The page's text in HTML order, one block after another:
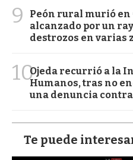
9
Peón rural murió en
alcanzado por un
destrozos en varias
10Ojeda recurrió a la
Humanos, tras no
una denuncia
Te puede